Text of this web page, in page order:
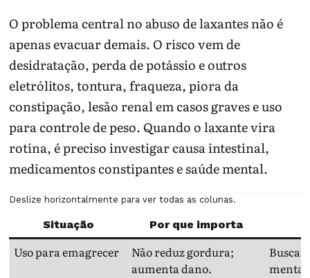
O problema central no abuso de laxantes não é
apenas evacuar demais. O risco vem de
desidratação, perda de potássio e outros
eletrólitos, tontura, fraqueza, piora da
constipação, lesão renal em casos graves e uso
para controle de peso. Quando o laxante vira
rotina, é preciso investigar causa intestinal,
medicamentos constipantes e saúde mental.
Deslize horizontalmente para ver todas as colunas.
Situação Por que importa
Uso para emagrecer
Não reduz gordura;
aumenta dano.
Buscar